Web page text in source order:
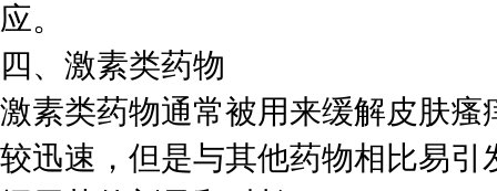
应。
四、激素类药物
激素类药物通常被用来缓解皮肤
较迅速，但是与其他药物相比易